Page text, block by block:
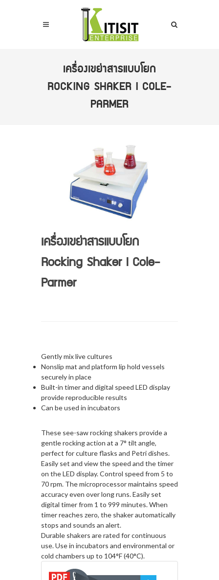
เครื่องเขย่าสารแบบโยก
ROCKING SHAKER I COLE-
PARMER
เครื่องเขย่าสารแบบโยก
Rocking Shaker I Cole-
Parmer
Gently mix live cultures
Nonslip mat and platform lip hold vessels
securely in place
Built-in timer and digital speed LED display
provide reproducible results
Can be used in incubators
These see-saw rocking shakers provide a
gentle rocking action at a 7° tilt angle,
perfect for culture flasks and Petri dishes.
Easily set and view the speed and the timer
on the LED display. Control speed from 5 to
70 rpm. The microprocessor maintains speed
accuracy even over long runs. Easily set
digital timer from 1 to 999 minutes. When
timer reaches zero, the shaker automatically
stops and sounds an alert.
Durable shakers are rated for continuous
use. Use in incubators and environmental or
cold chambers up to 104°F (40°C).